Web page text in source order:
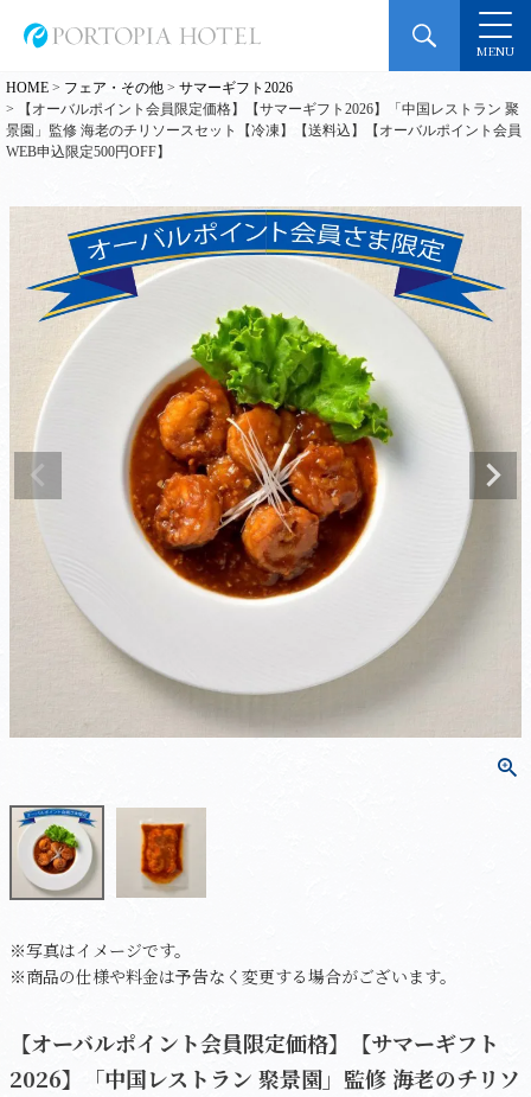
MENU
HOME フェア・その他
サマーギフト2026
【オーバルポイント会員限定価格】【サマーギフト2026】「中国レストラン 聚
景園」監修 海老のチリソースセット【冷凍】【送料込】【オーバルポイント会員
WEB申込限定500円OFF】
※写真はイメージです。
※商品の仕様や料金は予告なく変更する場合がございます。
【オーバルポイント会員限定価格】【サマーギフト
2026】「中国レストラン 聚景園」監修 海老のチリソ